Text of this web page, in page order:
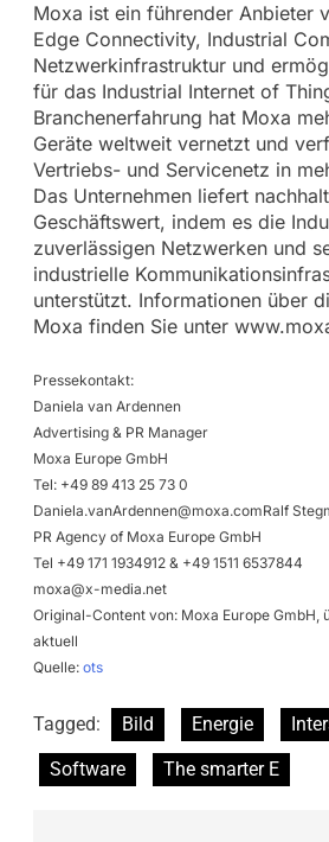
Moxa ist ein führender Anbieter
Edge Connectivity, Industrial
Netzwerkinfrastruktur und
für das Industrial Internet of
Branchenerfahrung hat Moxa
Geräte weltweit vernetzt und
Vertriebs- und Servicenetz in
Das Unternehmen liefert
Geschäftswert, indem es die
zuverlässigen Netzwerken und
industrielle
unterstützt. Informationen über
Moxa finden Sie unter
Pressekontakt:
Daniela van Ardennen
Advertising & PR Manager
Moxa Europe GmbH
Tel: +49 89 413 25 73 0
Daniela.vanArdennen@moxa.comRalf
PR Agency of Moxa Europe GmbH
Tel +49 171 1934912 & +49 1511 6537844
moxa@x-media.net
Original-Content von: Moxa Europe GmbH,
aktuell
Quelle: ots
Tagged: Bild Energie
Software
The smarter E